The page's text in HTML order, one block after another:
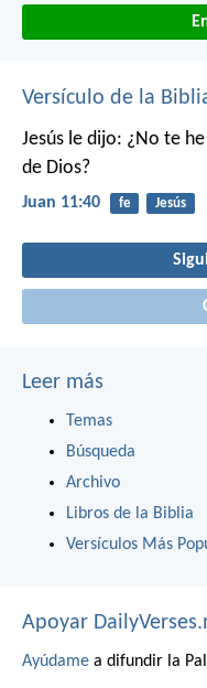
Versículo de la
Jesús le dijo: ¿No te
de Dios?
Juan 11:40 fe Jesús
Leer más
Temas
Búsqueda
Archivo
Libros de la Biblia
Versículos Más
Apoyar
Ayúdame a difundir la